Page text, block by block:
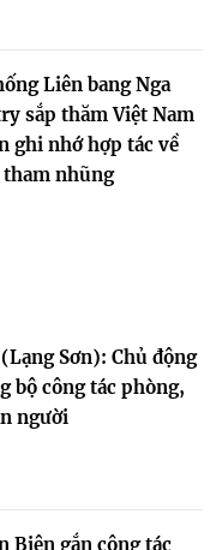
Liên bang Nga
sắp thăm Việt Nam
ghi nhớ hợp tác về
nhũng
Sơn): Chủ động
bộ công tác phòng,
người
Biên gắn công tác